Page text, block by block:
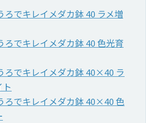
ろでキレイメダカ鉢 40 ラメ増
ろでキレイメダカ鉢 40 色光育
ろでキレイメダカ鉢 40×40 ラ
ろでキレイメダカ鉢 40×40 色